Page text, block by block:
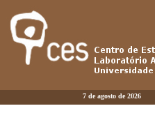
7 de agosto de 2026